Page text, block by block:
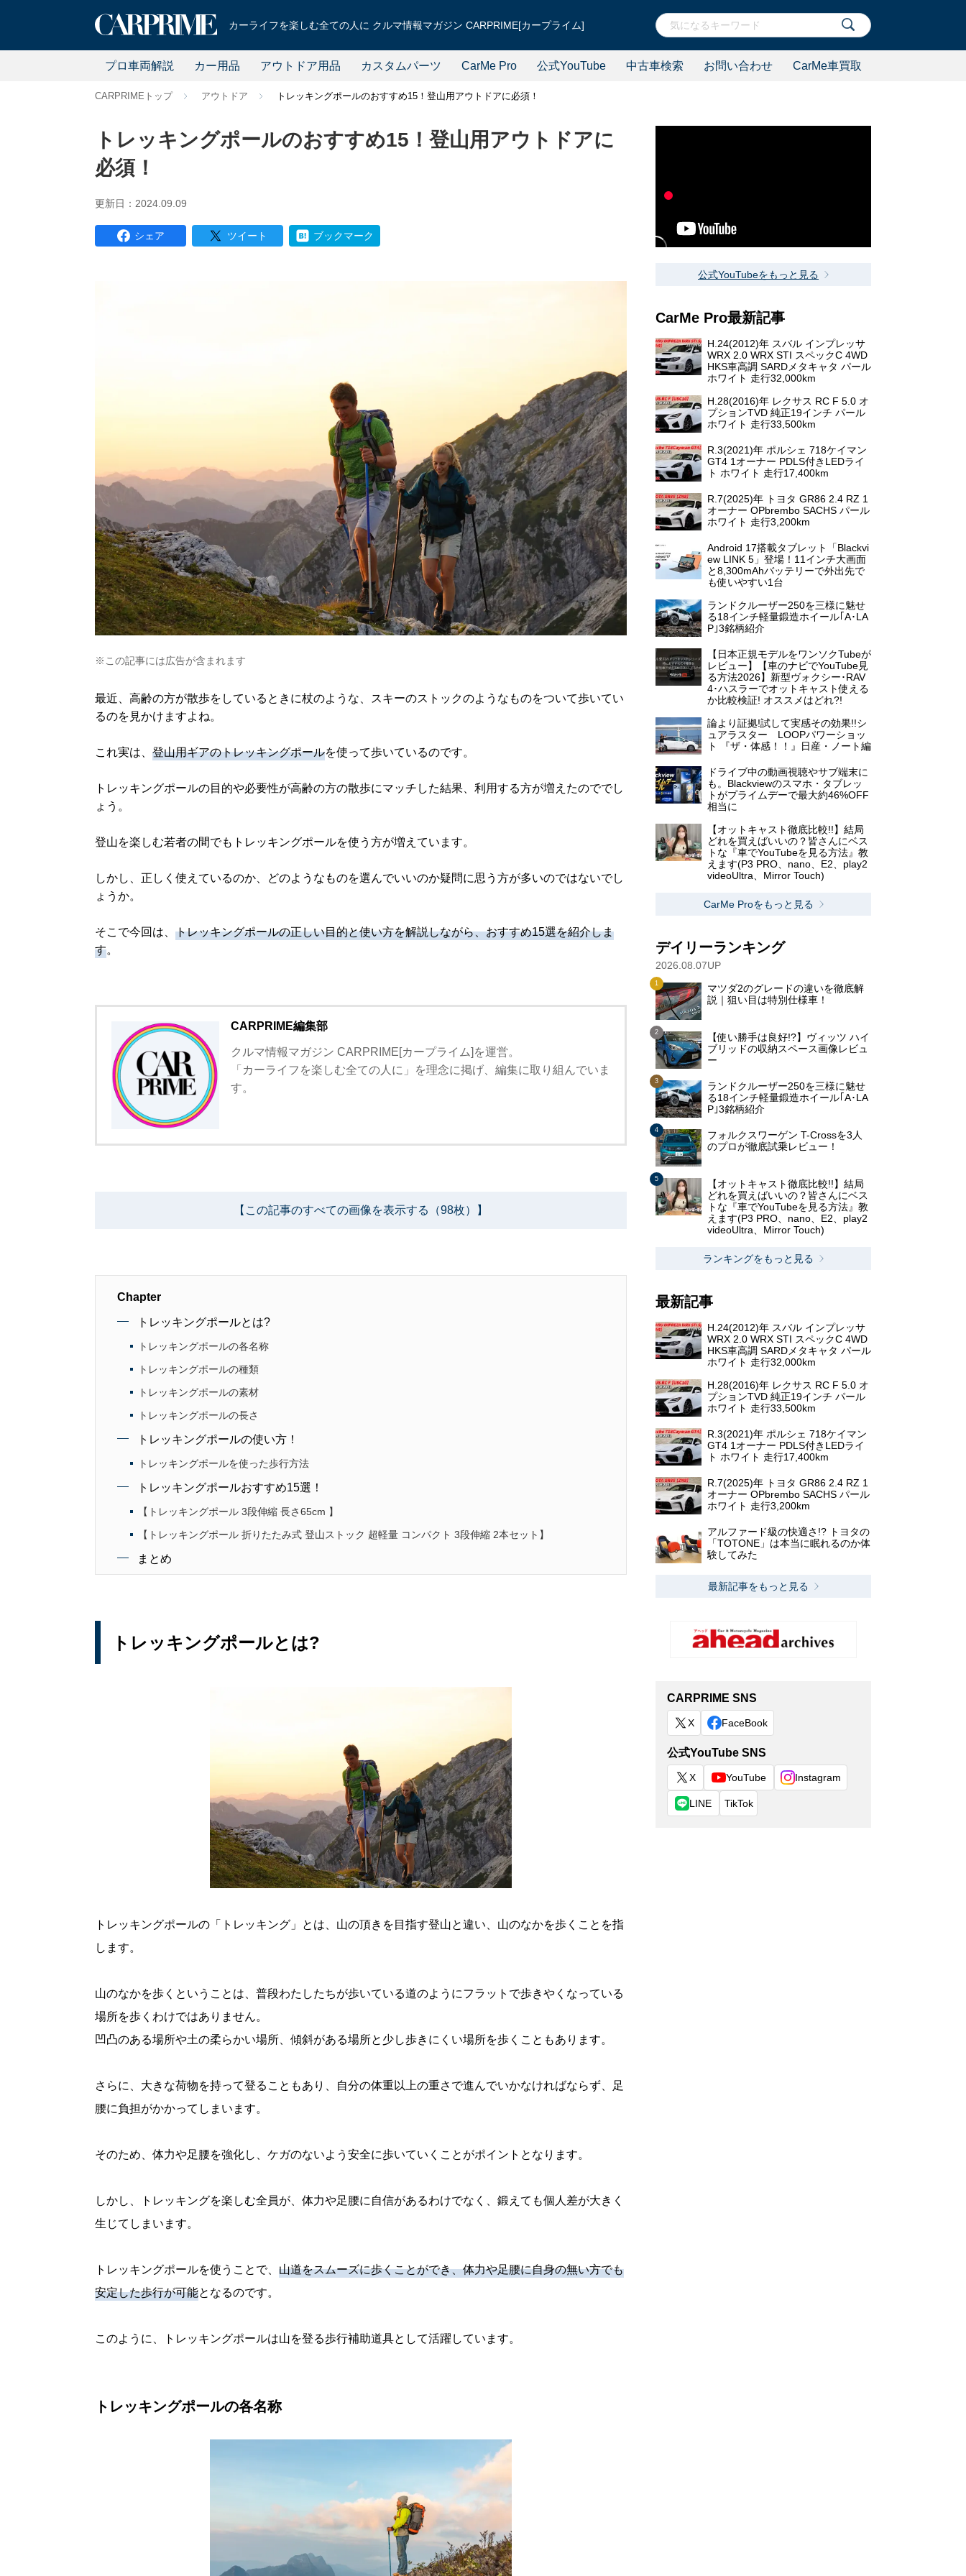
カーライフを楽しむ全ての人に クルマ情報マガジン CARPRIME[カープライム]
プロ車両解説 カー用品 アウトドア用品 カスタムパーツ CarMe Pro 公式YouTube 中古車検索 お問い合わせ CarMe車買取
CARPRIMEトップ アウトドア トレッキングポールのおすすめ15！登山用アウトドアに必須！
トレッキングポールのおすすめ15！登山用アウトドアに
必須！
更新日：2024.09.09
シェア ツイート ブックマーク
※この記事には広告が含まれます
最近、高齢の方が散歩をしているときに杖のような、スキーのストックのようなものをついて歩いてい
るのを見かけますよね。
これ実は、 登山用ギアのトレッキングポールを使って歩いているのです。
トレッキングポールの目的や必要性が高齢の方の散歩にマッチした結果、利用する方が増えたのででし
ょう。
登山を楽しむ若者の間でもトレッキングポールを使う方が増えています。
しかし、正しく使えているのか、どのようなものを選んでいいのか疑問に思う方が多いのではないでし
ょうか。
そこで今回は、 トレッキングポールの正しい目的と使い方を解説しながら、おすすめ15選を紹介しま
す。
CARPRIME編集部
クルマ情報マガジン CARPRIME[カープライム]を運営。
「カーライフを楽しむ全ての人に」を理念に掲げ、編集に取り組んでいま
す。
【この記事のすべての画像を表示する（98枚）】
Chapter
トレッキングポールとは?
トレッキングポールの各名称
トレッキングポールの種類
トレッキングポールの素材
トレッキングポールの長さ
トレッキングポールの使い方！
トレッキングポールを使った歩行方法
トレッキングポールおすすめ15選！
【トレッキングポール 3段伸縮 長さ65cm 】
【トレッキングポール 折りたたみ式 登山ストック 超軽量 コンパクト 3段伸縮 2本セット】
まとめ
トレッキングポールとは?
トレッキングポールの「トレッキング」とは、山の頂きを目指す登山と違い、山のなかを歩くことを指
します。
山のなかを歩くということは、普段わたしたちが歩いている道のようにフラットで歩きやくなっている
場所を歩くわけではありません。
凹凸のある場所や土の柔らかい場所、傾斜がある場所と少し歩きにくい場所を歩くこともあります。
さらに、大きな荷物を持って登ることもあり、自分の体重以上の重さで進んでいかなければならず、足
腰に負担がかかってしまいます。
そのため、体力や足腰を強化し、ケガのないよう安全に歩いていくことがポイントとなります。
しかし、トレッキングを楽しむ全員が、体力や足腰に自信があるわけでなく、鍛えても個人差が大きく
生じてしまいます。
トレッキングポールを使うことで、 山道をスムーズに歩くことができ、体力や足腰に自身の無い方でも
安定した歩行が可能となるのです。
このように、トレッキングポールは山を登る歩行補助道具として活躍しています。
トレッキングポールの各名称
公式YouTubeをもっと見る
CarMe Pro最新記事
H.24(2012)年 スバル インプレッサ
WRX 2.0 WRX STI スペックC 4WD
HKS車高調 SARDメタキャタ パール
ホワイト 走行32,000km
H.28(2016)年 レクサス RC F 5.0 オ
プションTVD 純正19インチ パール
ホワイト 走行33,500km
R.3(2021)年 ポルシェ 718ケイマン
GT4 1オーナー PDLS付きLEDライ
ト ホワイト 走行17,400km
R.7(2025)年 トヨタ GR86 2.4 RZ 1
オーナー OPbrembo SACHS パール
ホワイト 走行3,200km
Android 17搭載タブレット「Blackvi
ew LINK 5」登場！11インチ大画面
と8,300mAhバッテリーで外出先で
も使いやすい1台
ランドクルーザー250を三様に魅せ
る18インチ軽量鍛造ホイール｢A･LA
P｣3銘柄紹介
【日本正規モデルをワンソクTubeが
レビュー】【車のナビでYouTube見
る方法2026】新型ヴォクシー･RAV
4･ハスラーでオットキャスト使える
か比較検証! オススメはどれ?!
論より証拠!試して実感その効果!!シ
ュアラスター LOOPパワーショッ
ト 『ザ・体感！！』日産・ノート編
ドライブ中の動画視聴やサブ端末に
も。Blackviewのスマホ・タブレッ
トがプライムデーで最大約46%OFF
相当に
【オットキャスト徹底比較!!】結局
どれを買えばいいの？皆さんにベス
トな『車でYouTubeを見る方法』教
えます(P3 PRO、nano、E2、play2
videoUltra、Mirror Touch)
CarMe Proをもっと見る
デイリーランキング
2026.08.07UP
マツダ2のグレードの違いを徹底解
説｜狙い目は特別仕様車！
【使い勝手は良好!?】ヴィッツ ハイ
ブリッドの収納スペース画像レビュ
ー
ランドクルーザー250を三様に魅せ
る18インチ軽量鍛造ホイール｢A･LA
P｣3銘柄紹介
フォルクスワーゲン T-Crossを3人
のプロが徹底試乗レビュー！
【オットキャスト徹底比較!!】結局
どれを買えばいいの？皆さんにベス
トな『車でYouTubeを見る方法』教
えます(P3 PRO、nano、E2、play2
videoUltra、Mirror Touch)
ランキングをもっと見る
最新記事
H.24(2012)年 スバル インプレッサ
WRX 2.0 WRX STI スペックC 4WD
HKS車高調 SARDメタキャタ パール
ホワイト 走行32,000km
H.28(2016)年 レクサス RC F 5.0 オ
プションTVD 純正19インチ パール
ホワイト 走行33,500km
R.3(2021)年 ポルシェ 718ケイマン
GT4 1オーナー PDLS付きLEDライ
ト ホワイト 走行17,400km
R.7(2025)年 トヨタ GR86 2.4 RZ 1
オーナー OPbrembo SACHS パール
ホワイト 走行3,200km
アルファード級の快適さ!? トヨタの
「TOTONE」は本当に眠れるのか体
験してみた
最新記事をもっと見る
CARPRIME SNS
X FaceBook
公式YouTube SNS
X YouTube Instagram
LINE TikTok